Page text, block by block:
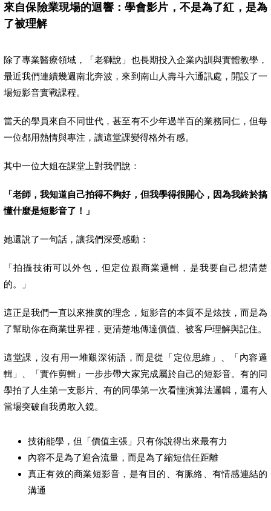
來自保險業現場的迴響：學會影片，不是為了紅，是為
了被理解
除了專業醫療領域，「老獅說」也長期投入企業內訓與實體教學，
最近我們連續幾週南北奔波，來到南山人壽斗六通訊處，開設了一
場短影音實戰課程。
當天的學員來自不同世代，甚至有不少年過半百的業務同仁，但每
一位都用熱情與專注，讓這堂課變得格外有感。
其中一位大姐在課堂上對我們說：
「老師，我知道自己拍得不夠好，但我學得很開心，因為我終於搞
懂什麼是短影音了！」
她還說了一句話，讓我們深受感動：
「拍攝技術可以外包，但定位跟商業邏輯，是我要自己想清楚
的。」
這正是我們一直以來推廣的理念，短影音的本質不是炫技，而是為
了幫助你在商業世界裡，更清楚地傳達價值、被客戶理解與記住。
這堂課，沒有用一堆艱深術語，而是從「定位思維」、「內容邏
輯」、「實作剪輯」一步步帶大家完成屬於自己的短影音。有的同
學拍了人生第一支影片、有的同學第一次看懂演算法邏輯，還有人
當場突破自我勇敢入鏡。
技術能學，但「價值主張」只有你說得出來最有力
內容不是為了迎合流量，而是為了縮短信任距離
真正有效的商業短影音，是有目的、有脈絡、有情感連結的
溝通